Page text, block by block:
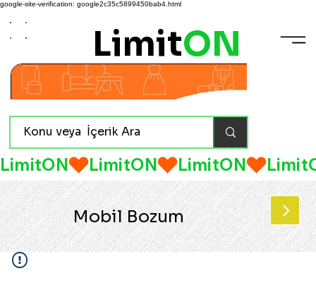
google-site-verification: google2c35c5899450bab4.html
LimitON
LimitON
Mobil Bozum